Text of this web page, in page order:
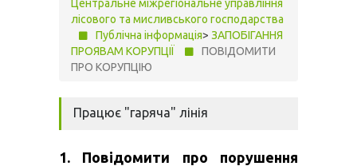
Центральне міжрегіональне управління
лісового та мисливського господарства
Публічна інформація> ЗАПОБІГАННЯ
ПРОЯВАМ КОРУПЦІЇ
ПОВІДОМИТИ
ПРО КОРУПЦІЮ
Працює "гаряча" лінія
1. Повідомити про порушення